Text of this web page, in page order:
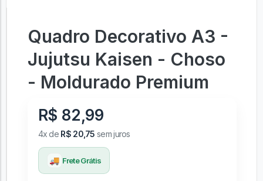
Quadro Decorativo A3 -
Jujutsu Kaisen - Choso
- Moldurado Premium
R$ 82,99
4x de R$ 20,75 sem juros
🚚 Frete Grátis